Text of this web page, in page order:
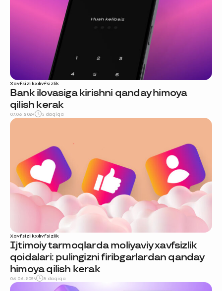
Xavfsizlikxavfsizlik
Bank ilovasiga kirishni qanday himoya
qilish kerak
07.06.2024 5 daqiqa
Xavfsizlikxavfsizlik
Ijtimoiy tarmoqlarda moliyaviy xavfsizlik
qoidalari: pulingizni firibgarlardan qanday
himoya qilish kerak
06.06.2024 8 daqiqa